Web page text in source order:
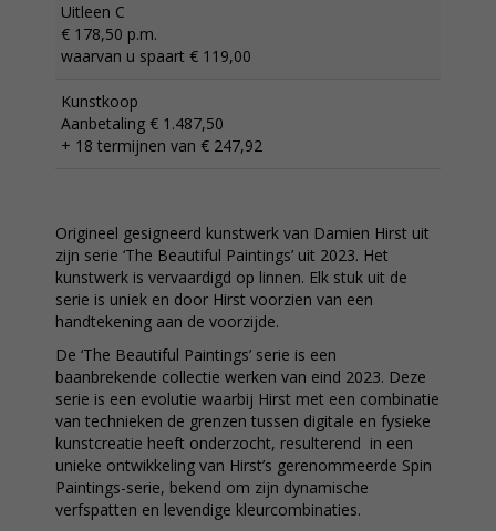
Uitleen C
€ 178,50 p.m.
waarvan u spaart € 119,00
Kunstkoop
Aanbetaling € 1.487,50
+ 18 termijnen van € 247,92
Origineel gesigneerd kunstwerk van Damien Hirst uit
zijn serie ‘The Beautiful Paintings’ uit 2023. Het
kunstwerk is vervaardigd op linnen. Elk stuk uit de
serie is uniek en door Hirst voorzien van een
handtekening aan de voorzijde.
De ‘The Beautiful Paintings’ serie is een
baanbrekende collectie werken van eind 2023. Deze
serie is een evolutie waarbij Hirst met een combinatie
van technieken de grenzen tussen digitale en fysieke
kunstcreatie heeft onderzocht, resulterend in een
unieke ontwikkeling van Hirst’s gerenommeerde Spin
Paintings-serie, bekend om zijn dynamische
verfspatten en levendige kleurcombinaties.